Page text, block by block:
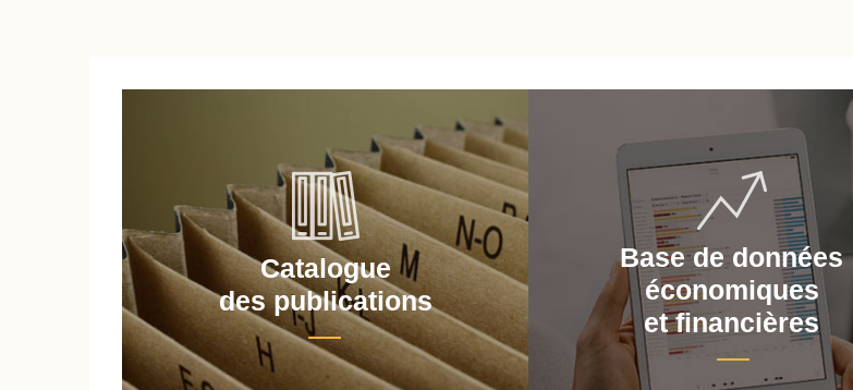
Catalogue
des publications
Base de données
économiques
et financières